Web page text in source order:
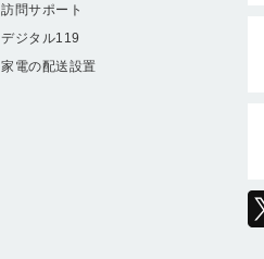
訪問サポート
デジタル119
家電の配送設置